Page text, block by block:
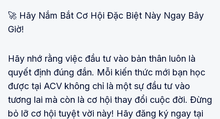
🚀 Hãy Nắm Bắt Cơ Hội Đặc Biệt Này Ngay Bây
Giờ!
Hãy nhớ rằng việc đầu tư vào bản thân luôn là
quyết định đúng đắn. Mỗi kiến thức mới bạn học
được tại ACV không chỉ là một sự đầu tư vào
tương lai mà còn là cơ hội thay đổi cuộc đời. Đừng
bỏ lỡ cơ hội tuyệt vời này! Hãy đăng ký ngay tại